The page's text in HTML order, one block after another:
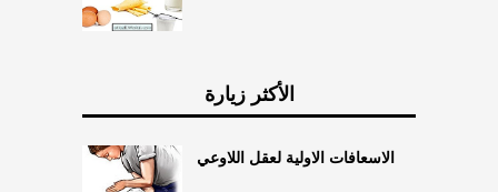
الأكثر زيارة
الاسعافات الاولية لعقل اللاوعي